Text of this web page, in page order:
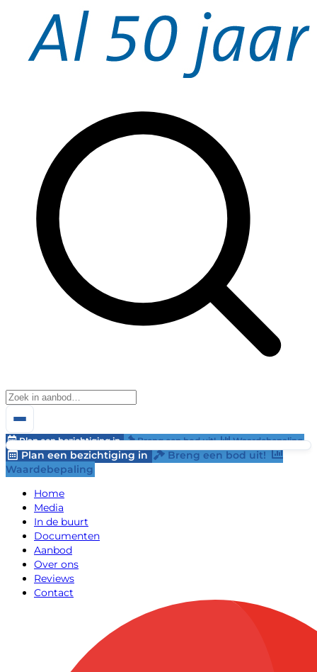
Plan een bezichtiging in Breng een bod uit! Waardebepaling
Plan een bezichtiging in
Breng een bod uit!
Waardebepaling
Home
Media
In de buurt
Documenten
Aanbod
Over ons
Reviews
Contact